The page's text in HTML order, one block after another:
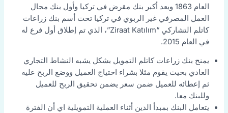
العام 1863 ويعد أكبر بنك مقرض في تركيا وأول بنك مجال
العمل المصرفي غير الربوي في تركيا تحت أسم بنك زراعات
كاتلم التشاركي “Ziraat Katılım”، الذي تم إطلاق أول فرع له
في العام 2015.
يمنح بنك زراعات كاتلم التمويل بشكل يشبه النشاط التجاري
العادي بحيث يقوم مثلا بشراء احتياج العميل ووضع الربح عليه
ثم إعطائه للعميل ضمن سعر يضمن تحقيق الربح للعميل
وللبنك معا.
يتعامل البنك بمبدأ الدين أثناء العملية التمويلية اي أن الفترة